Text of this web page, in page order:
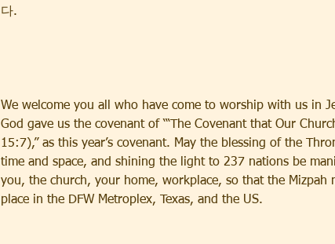
다.
We welcome you all who have come to worship with us in
God gave us the covenant of “‘The Covenant that Our
15:7),” as this year’s covenant. May the blessing of the
time and space, and shining the light to 237 nations be
you, the church, your home, workplace, so that the Mizpah
place in the DFW Metroplex, Texas, and the US.